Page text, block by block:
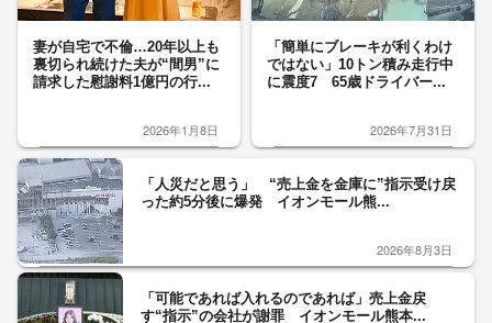
妻が自宅で不倫…20年以上も
裏切られ続けた夫が“間男”に
請求した慰謝料1億円の行...
2026年1月8日
「簡単にブレーキが利くわけ
ではない」10トン積み走行中
に震度7 65歳ドライバー...
2026年7月31日
「人災だと思う」 “売上金を金庫に”指示受け戻
った約5分後に爆発 イオンモール熊...
2026年8月3日
「可能であれば入れるのであれば」売上金戻
す“指示”の会社が謝罪 イオンモール熊本...